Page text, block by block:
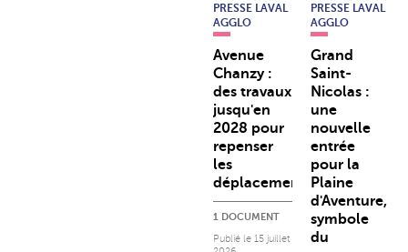
PRESSE LAVAL
AGGLO
Avenue
Chanzy :
des travaux
jusqu'en
2028 pour
repenser
les
déplacements
1 DOCUMENT
Publié le 15 juillet
PRESSE LAVAL
AGGLO
Grand
Saint-
Nicolas :
une
nouvelle
entrée
pour la
Plaine
d'Aventure,
symbole
du